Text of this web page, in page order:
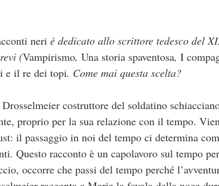
neri è dedicato allo scrittore tedesco del
(Vampirismo, Una storia spaventosa, I
e il re dei topi. Come mai questa scelta?
costruttore del soldatino
proprio per la sua relazione con il tempo.
il passaggio in noi del tempo ci determina
Questo racconto è un capolavoro sul tempo
occorre che passi del tempo perché